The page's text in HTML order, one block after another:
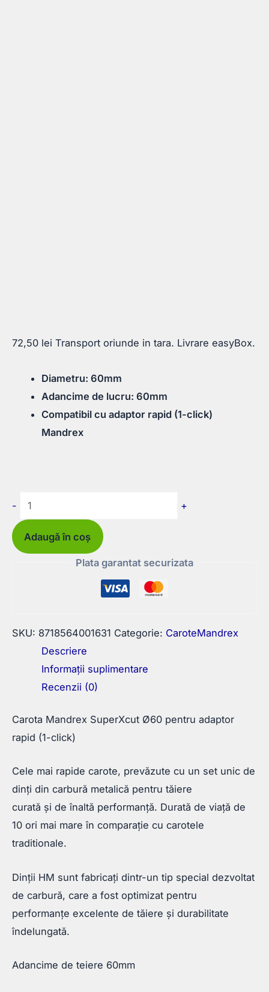
72,50 lei Transport oriunde in tara. Livrare easyBox.
Diametru: 60mm
Adancime de lucru: 60mm
Compatibil cu adaptor rapid (1-click)
Mandrex
-
Cantitate
Carota
Mandrex
SuperXcut
+
Adaugă în coș
Plata garantat securizata
SKU: 8718564001631 Categorie: CaroteMandrex
Descriere
Informații suplimentare
Recenzii (0)
Carota Mandrex SuperXcut Ø60 pentru adaptor
rapid (1-click)
Cele mai rapide carote, prevăzute cu un set unic de
dinți din carbură metalică pentru tăiere
curată și de înaltă performanță. Durată de viață de
10 ori mai mare în comparație cu carotele
traditionale.
Dinții HM sunt fabricați dintr-un tip special dezvoltat
de carbură, care a fost optimizat pentru
performanțe excelente de tăiere și durabilitate
îndelungată.
Adancime de teiere 60mm